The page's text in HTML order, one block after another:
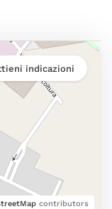
contributors
indicazioni